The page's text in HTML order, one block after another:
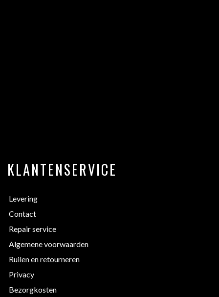
KLANTENSERVICE
Levering
Contact
Repair service
Algemene voorwaarden
Ruilen en retourneren
Privacy
Bezorgkosten